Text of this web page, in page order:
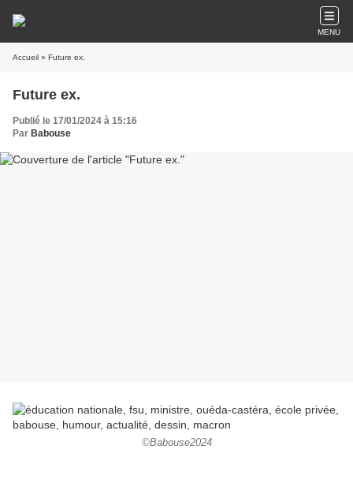
MENU
Accueil » Future ex.
Future ex.
Publié le 17/01/2024 à 15:16
Par Babouse
©Babouse2024